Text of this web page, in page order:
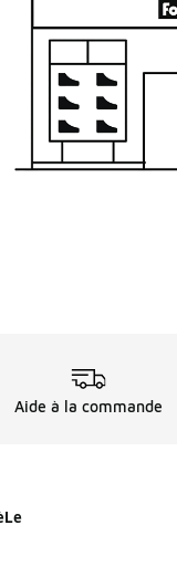
Aide à la commande